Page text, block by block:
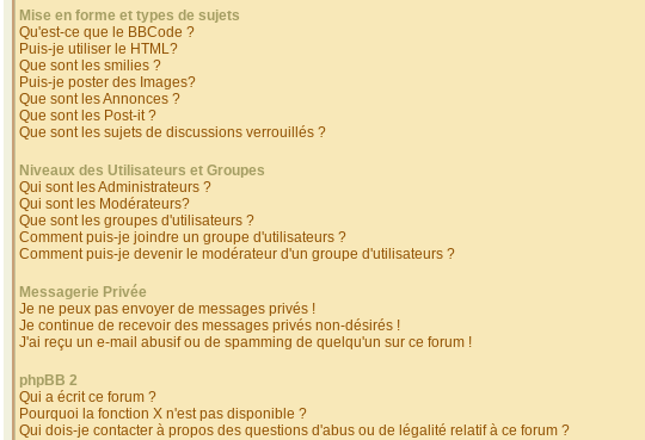
Mise en forme et types de sujets
Qu'est-ce que le BBCode ?
Puis-je utiliser le HTML?
Que sont les smilies ?
Puis-je poster des Images?
Que sont les Annonces ?
Que sont les Post-it ?
Que sont les sujets de discussions verrouillés ?
Niveaux des Utilisateurs et Groupes
Qui sont les Administrateurs ?
Qui sont les Modérateurs?
Que sont les groupes d'utilisateurs ?
Comment puis-je joindre un groupe d'utilisateurs ?
Comment puis-je devenir le modérateur d'un groupe d'utilisateurs ?
Messagerie Privée
Je ne peux pas envoyer de messages privés !
Je continue de recevoir des messages privés non-désirés !
J'ai reçu un e-mail abusif ou de spamming de quelqu'un sur ce forum !
phpBB 2
Qui a écrit ce forum ?
Pourquoi la fonction X n'est pas disponible ?
Qui dois-je contacter à propos des questions d'abus ou de légalité relatif à ce forum ?